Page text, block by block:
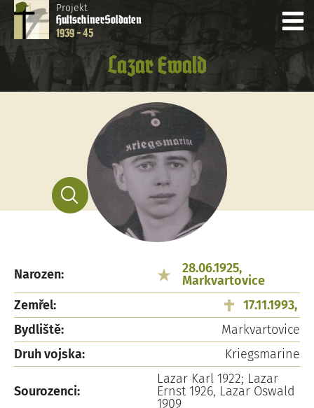
Projekt
HultschinerSoldaten
1939 - 45
Lazar Ewald
Narozen:
28.06.1925,
Markvartovice
Zemřel:
17.11.1993,
Bydliště:
Markvartovice
Druh vojska:
Kriegsmarine
Sourozenci:
Lazar Karl 1922; Lazar
Ernst 1926, Lazar Oswald
1909